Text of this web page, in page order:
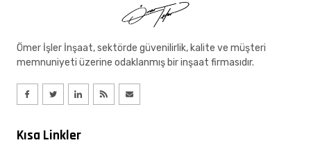
Ömer İşler İnşaat, sektörde güvenilirlik, kalite ve müşteri
memnuniyeti üzerine odaklanmış bir inşaat firmasıdır.
Kısa Linkler